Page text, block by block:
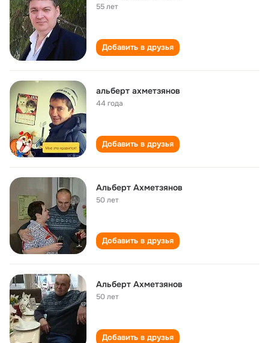
55 лет
Добавить в друзья
альберт ахметзянов
44 года
Добавить в друзья
Альберт Ахметзянов
50 лет
Добавить в друзья
Альберт Ахметзянов
50 лет
Добавить в друзья